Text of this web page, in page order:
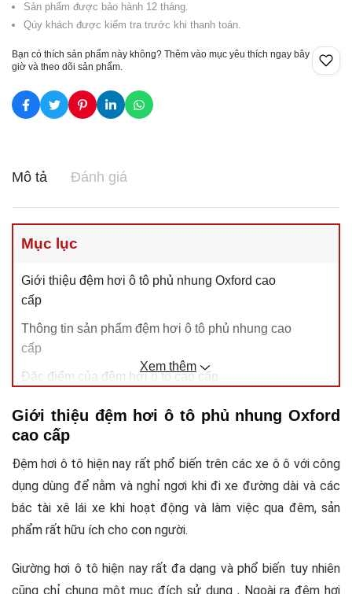
Sản phẩm được bảo hành 12 tháng.
Qúy khách được kiểm tra trước khi thanh toán.
Bạn có thích sản phẩm này không? Thêm vào mục yêu thích ngay bây
giờ và theo dõi sản phẩm.
Mô tả Đánh giá
Mục lục
Giới thiệu đệm hơi ô tô phủ nhung Oxford cao
cấp
Thông tin sản phẩm đệm hơi ô tô phủ nhung cao
cấp
Đặc điểm của đệm hơi ô tô cao cấp
cấp
Ưu điểm vượt trội đệm hơi ô tô
Xem thêm
Giới thiệu đệm hơi ô tô phủ nhung Oxford
cao cấp
Đệm hơi ô tô hiện nay rất phổ biến trên các xe ô ô với công
dụng dùng để nằm và nghỉ ngơi khi đi xe đường dài và các
bác tài xê lái xe khi hoạt động và làm việc qua đêm, sản
phẩm rất hữu ích cho con người.
Giường hơi ô tô hiện nay rất đa dạng và phổ biến tuy nhiên
cũng chỉ chung một mục đích sử dụng , Ngoài ra đêm hơi